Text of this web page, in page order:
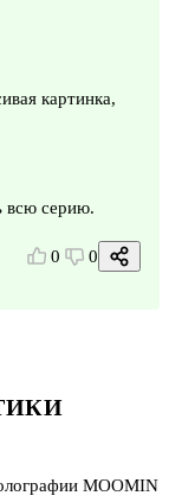
MOOMIN
картинка,
всю серию.
0 0